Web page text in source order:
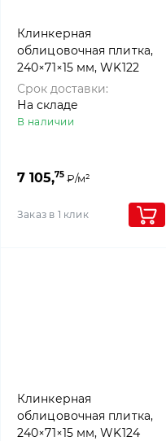
Клинкерная
облицовочная плитка,
240×71×15 мм, WK122
BEIGE, Westerwalder
klinker
Срок доставки:
На складе
В наличии
7 105,75 ₽/м²
Заказ в 1 клик
Клинкерная
облицовочная плитка,
240×71×15 мм, WK124